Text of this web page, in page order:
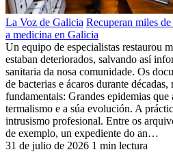
La Voz de Galicia Recuperan miles
a medicina en Galicia
Un equipo de especialistas restaurou
estaban deteriorados, salvando así
sanitaria da nosa comunidade. Os
de bacterias e ácaros durante
fundamentais: Grandes epidemias
termalismo e a súa evolución. A
intrusismo profesional. Entre os
de exemplo, un expediente do an…
31 de julio de 2026 1 min lectura